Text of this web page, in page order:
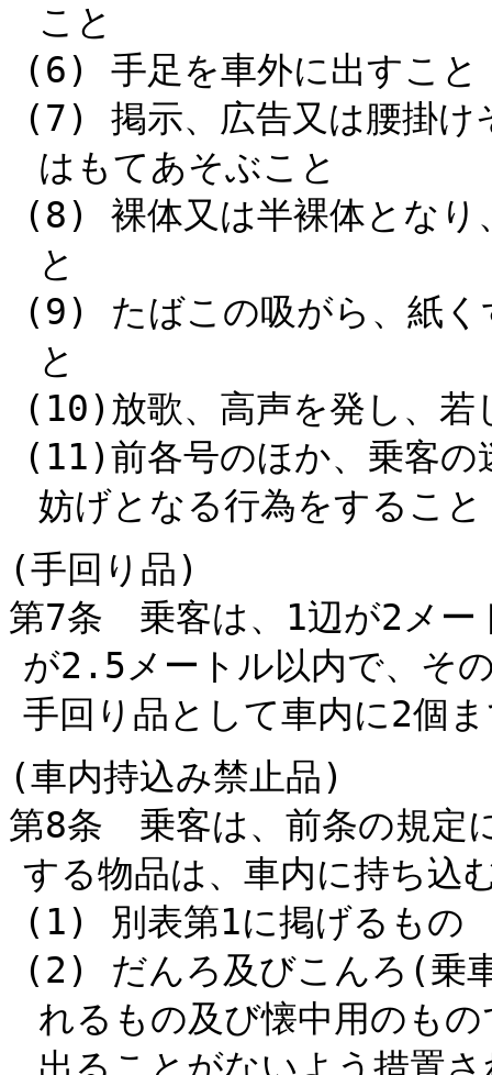
こと
(6) 手足を車外に出すこと
(7) 掲示、広告又は腰掛け
はもてあそぶこと
(8) 裸体又は半裸体となり
と
(9) たばこの吸がら、紙く
と
(10)放歌、高声を発し、若
(11)前各号のほか、乗客の
妨げとなる行為をすること
(手回り品)
第7条 乗客は、1辺が2メー
が2.5メートル以内で、そ
手回り品として車内に2個
(車内持込み禁止品)
第8条 乗客は、前条の規定
する物品は、車内に持ち込
(1) 別表第1に掲げるもの
(2) だんろ及びこんろ(乗
れるもの及び懐中用のも